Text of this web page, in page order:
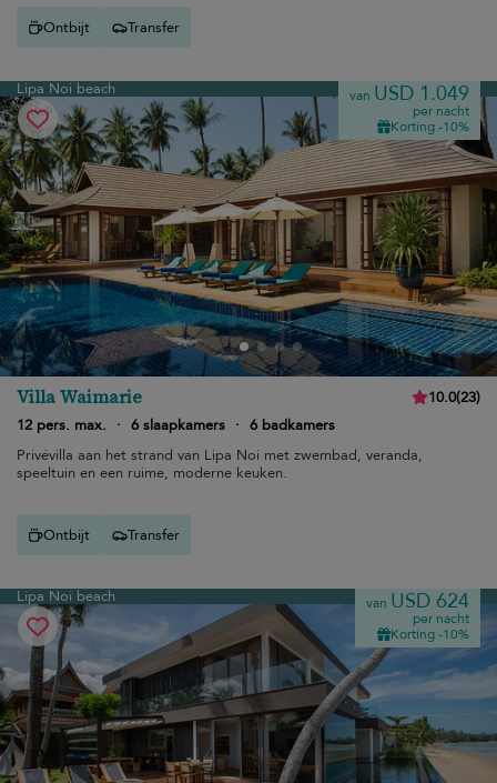
Ontbijt Transfer
Lipa Noi beach van USD 1.049
per nacht
Korting -10%
Villa Waimarie 10.0(23)
12 pers. max.
· 6 slaapkamers · 6 badkamers
Privévilla aan het strand van Lipa Noi met zwembad, veranda,
speeltuin en een ruime, moderne keuken.
Ontbijt Transfer
Lipa Noi beach van USD 624
per nacht
Korting -10%